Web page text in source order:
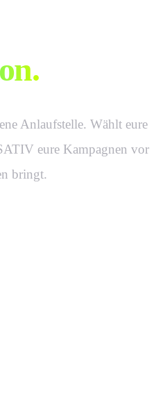
Anlaufstelle. Wählt eure
eure Kampagnen vor
bringt.